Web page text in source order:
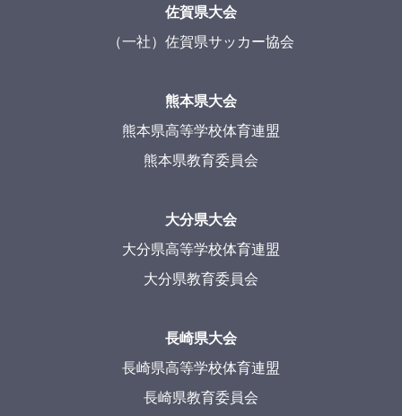
佐賀県大会
（一社）佐賀県サッカー協会
熊本県大会
熊本県高等学校体育連盟
熊本県教育委員会
大分県大会
大分県高等学校体育連盟
大分県教育委員会
長崎県大会
長崎県高等学校体育連盟
長崎県教育委員会